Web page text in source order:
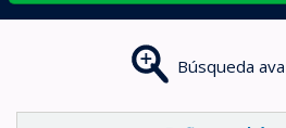
Búsqueda